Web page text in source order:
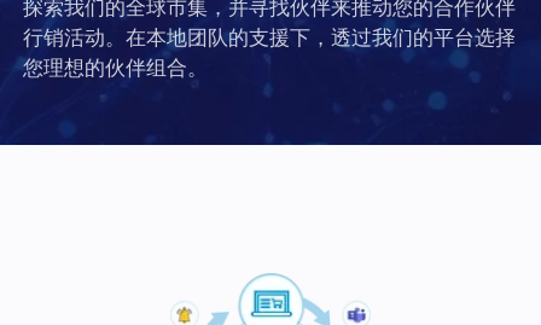
探索我们的全球市集，并寻找伙伴来推动您的合作伙伴
行销活动。在本地团队的支援下，透过我们的平台选择
您理想的伙伴组合。